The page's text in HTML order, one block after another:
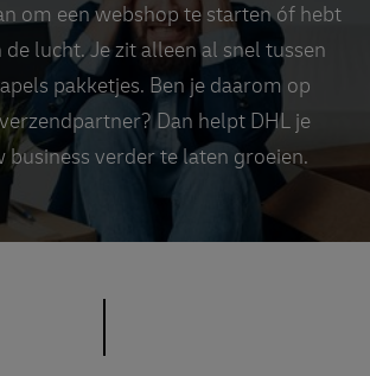
om een webshop te starten óf hebt
lucht. Je zit alleen al snel tussen
pakketjes. Ben je daarom op
Dan helpt DHL je
business verder te laten groeien.